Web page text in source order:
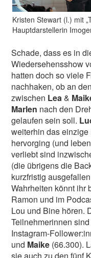
Kristen Stewart (l.) mit
Hauptdarstellerin
Schade, dass es in
Wiedersehensshow
hatten doch so viele
nachhaken, ob an
zwischen Lea&
Marlen nach den
gelaufen sein soll.
weiterhin das einzige
hervorging (und
verliebt sind
(die übrigens die
kurzfristig
Wahrheiten könnt ihr
Ramon und im
Lou und Bine hören.
Teilnehmerinnen
Instagram-
und Maike (66.300).
sie auch zu den fünf